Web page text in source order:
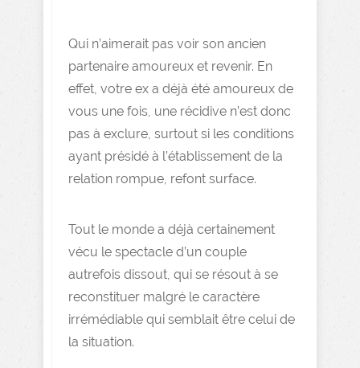
Qui n’aimerait pas voir son ancien
partenaire amoureux et revenir. En
effet, votre ex a déjà été amoureux de
vous une fois, une récidive n’est donc
pas à exclure, surtout si les conditions
ayant présidé à l’établissement de la
relation rompue, refont surface.
Tout le monde a déjà certainement
vécu le spectacle d’un couple
autrefois dissout, qui se résout à se
reconstituer malgré le caractère
irrémédiable qui semblait être celui de
la situation.